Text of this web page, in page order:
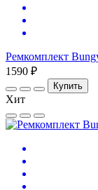
Ремкомплект
1590 ₽
Купить
Хит